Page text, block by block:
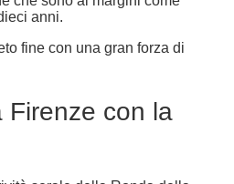
anni.
fine con una gran forza di
Firenze con la